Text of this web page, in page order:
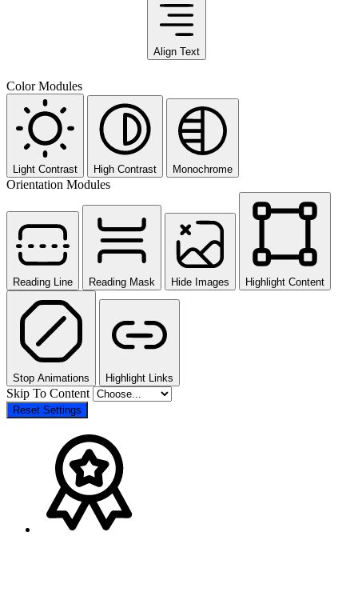
Align Text
Color Modules
Light Contrast High Contrast Monochrome
Orientation Modules
Reading Line Reading Mask Hide Images Highlight Content
Stop Animations Highlight Links
Skip To Content
Reset Settings